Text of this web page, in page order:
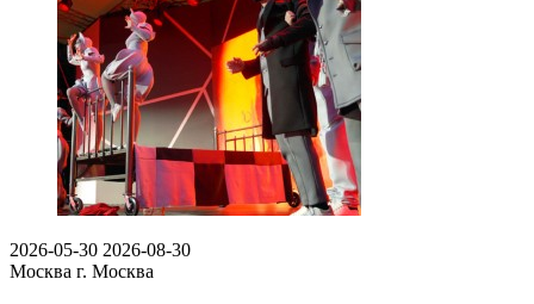
2026-05-30 2026-08-30
Москва г. Москва